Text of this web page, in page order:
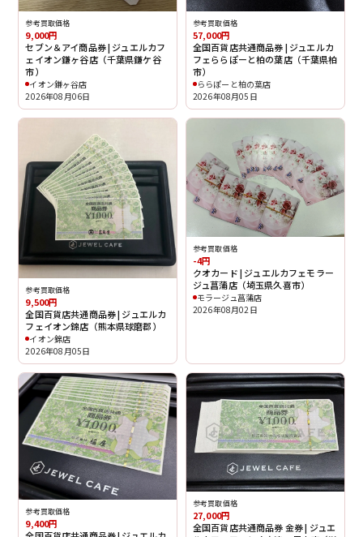
参考買取価格
9,000円
セブン＆アイ商品券 | ジュエルカフ
ェイオン鎌ヶ谷店（千葉県鎌ケ谷
市）
イオン鎌ヶ谷店
2026年08月06日
参考買取価格
57,000円
全国百貨店共通商品券 | ジュエルカ
フェららぽーと柏の葉店（千葉県柏
市）
ららぽーと柏の葉店
2026年08月05日
参考買取価格
9,500円
全国百貨店共通商品券 | ジュエルカ
フェイオン錦店（熊本県球磨郡）
イオン錦店
2026年08月05日
参考買取価格
-4円
クオカード | ジュエルカフェモラー
ジュ菖蒲店（埼玉県久喜市）
モラージュ菖蒲店
2026年08月02日
参考買取価格
9,400円
参考買取価格
27,000円
全国百貨店共通商品券 金券 | ジュエ